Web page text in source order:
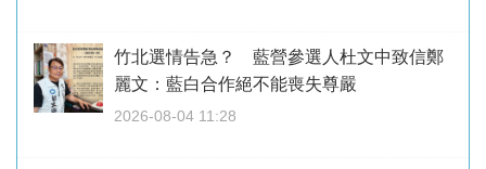
竹北選情告急？ 藍營參選人杜文中致信鄭
麗文：藍白合作絕不能喪失尊嚴
2026-08-04 11:28